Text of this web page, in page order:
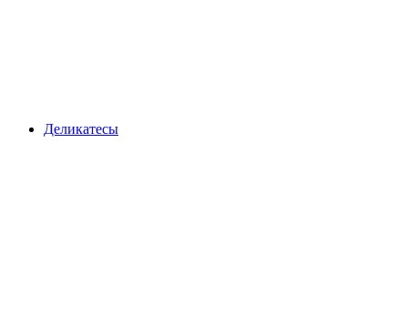
Деликатесы